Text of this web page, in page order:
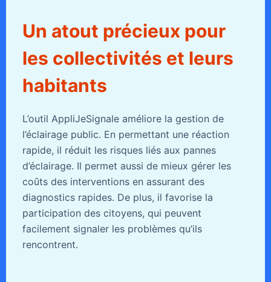
Un atout précieux pour
les collectivités et leurs
habitants
L’outil AppliJeSignale améliore la gestion de
l’éclairage public. En permettant une réaction
rapide, il réduit les risques liés aux pannes
d’éclairage. Il permet aussi de mieux gérer les
coûts des interventions en assurant des
diagnostics rapides. De plus, il favorise la
participation des citoyens, qui peuvent
facilement signaler les problèmes qu’ils
rencontrent.